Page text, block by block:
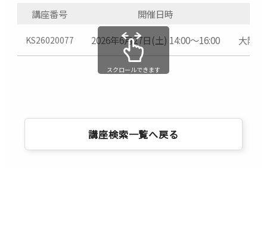
受講料のお支払い方法はクレジットカードまた
はコンビニ決済（前払い）からお選びください
（開講から10日前以降のお申し込みはクレジッ
トカードでのお支払いに限ります）
最少催行人数に満たない場合は、締め切りより
災害・悪天候等の場合は、講座を中止する場合
がございます。
撮影実習はすべて傷害保険付きです。
講座番号 開催日時
KS26020077 2026年6月27日(土) 14:00～16:00 大阪
スクロールできます
講座検索一覧へ戻る